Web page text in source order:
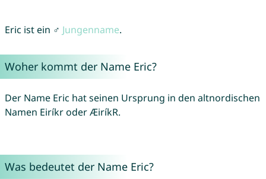
Eric ist ein ♂ Jungenname.
Woher kommt der Name Eric?
Der Name Eric hat seinen Ursprung in den altnordischen
Namen Eiríkr oder ÆiríkR.
Was bedeutet der Name Eric?